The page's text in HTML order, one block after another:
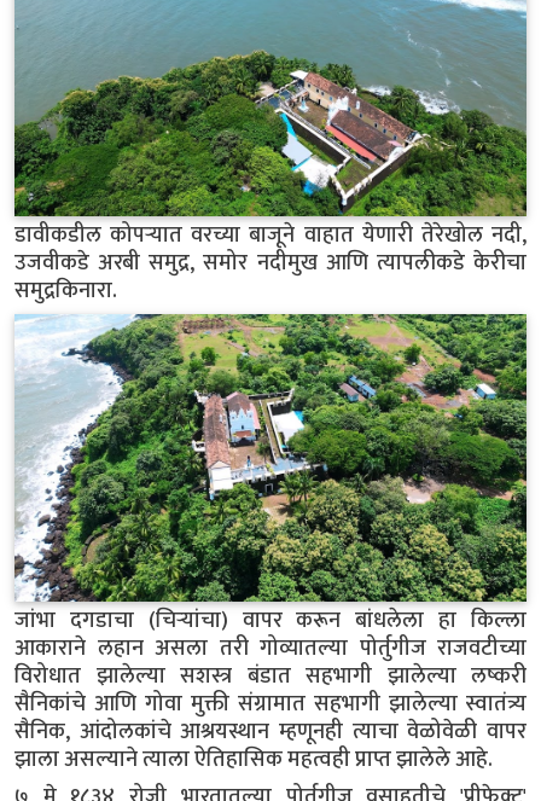
डावीकडील कोपऱ्यात वरच्या बाजूने वाहात येणारी तेरेखोल नदी,
उजवीकडे अरबी समुद्र, समोर नदीमुख आणि त्यापलीकडे केरीचा
समुद्रकिनारा.
जांभा दगडाचा (चिऱ्यांचा) वापर करून बांधलेला हा किल्ला
आकाराने लहान असला तरी गोव्यातल्या पोर्तुगीज राजवटीच्या
विरोधात झालेल्या सशस्त्र बंडात सहभागी झालेल्या लष्करी
सैनिकांचे आणि गोवा मुक्ती संग्रामात सहभागी झालेल्या स्वातंत्र्य
सैनिक, आंदोलकांचे आश्रयस्थान म्हणूनही त्याचा वेळोवेळी वापर
झाला असल्याने त्याला ऐतिहासिक महत्वही प्राप्त झालेले आहे.